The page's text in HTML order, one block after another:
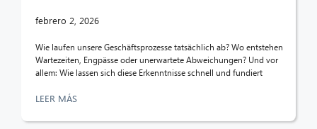
febrero 2, 2026
Wie laufen unsere Geschäftsprozesse tatsächlich ab? Wo entstehen
Wartezeiten, Engpässe oder unerwartete Abweichungen? Und vor
allem: Wie lassen sich diese Erkenntnisse schnell und fundiert
LEER MÁS